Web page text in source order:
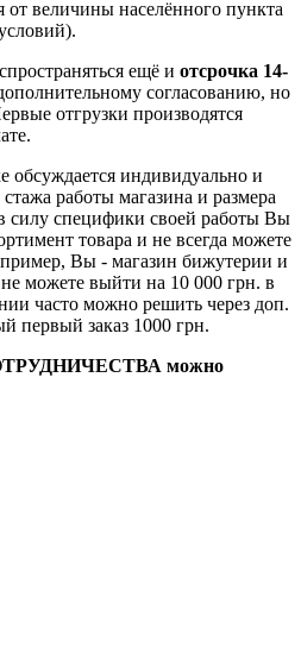
от величины населённого пункта
ещё и отсрочка 14-
согласованию, но
отгрузки производятся
обсуждается индивидуально и
работы магазина и размера
силу специфики своей работы Вы
товара и не всегда можете
Вы - магазин бижутерии и
можете выйти на 10 000 грн. в
часто можно решить через доп.
первый заказ 1000 грн.
можно